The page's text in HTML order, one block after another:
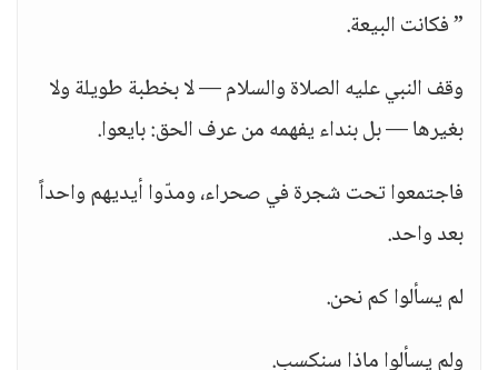
” فكانت البيعة.
وقف النبي عليه الصلاة والسلام — لا بخطبة طويلة ولا
بغيرها — بل بنداء يفهمه من عرف الحق: بايعوا.
فاجتمعوا تحت شجرة في صحراء، ومدّوا أيديهم واحداً
بعد واحد.
لم يسألوا كم نحن.
ولم يسألوا ماذا سنكسب.